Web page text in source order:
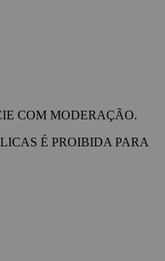
COM MODERAÇÃO.
É PROIBIDA PARA